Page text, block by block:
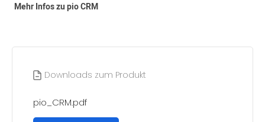
Mehr Infos zu pio CRM
Downloads zum Produkt
pio_CRM.pdf